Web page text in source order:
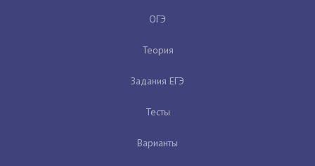
ОГЭ
Теория
Задания ЕГЭ
Тесты
Варианты